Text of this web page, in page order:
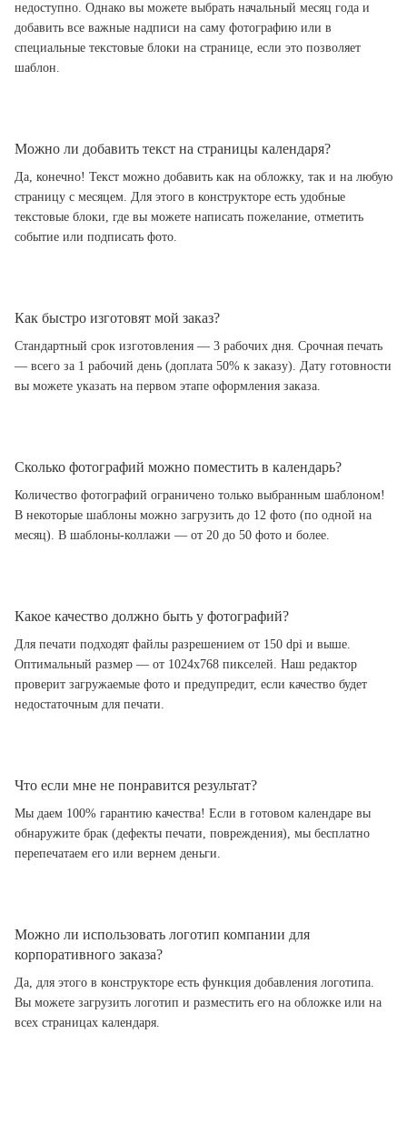
недоступно. Однако вы можете выбрать начальный месяц года и
добавить все важные надписи на саму фотографию или в
специальные текстовые блоки на странице, если это позволяет
шаблон.
Можно ли добавить текст на страницы календаря?
Да, конечно! Текст можно добавить как на обложку, так и на любую
страницу с месяцем. Для этого в конструкторе есть удобные
текстовые блоки, где вы можете написать пожелание, отметить
событие или подписать фото.
Как быстро изготовят мой заказ?
Стандартный срок изготовления — 3 рабочих дня. Срочная печать
— всего за 1 рабочий день (доплата 50% к заказу). Дату готовности
вы можете указать на первом этапе оформления заказа.
Сколько фотографий можно поместить в календарь?
Количество фотографий ограничено только выбранным шаблоном!
В некоторые шаблоны можно загрузить до 12 фото (по одной на
месяц). В шаблоны-коллажи — от 20 до 50 фото и более.
Какое качество должно быть у фотографий?
Для печати подходят файлы разрешением от 150 dpi и выше.
Оптимальный размер — от 1024x768 пикселей. Наш редактор
проверит загружаемые фото и предупредит, если качество будет
недостаточным для печати.
Что если мне не понравится результат?
Мы даем 100% гарантию качества! Если в готовом календаре вы
обнаружите брак (дефекты печати, повреждения), мы бесплатно
перепечатаем его или вернем деньги.
Можно ли использовать логотип компании для
корпоративного заказа?
Да, для этого в конструкторе есть функция добавления логотипа.
Вы можете загрузить логотип и разместить его на обложке или на
всех страницах календаря.